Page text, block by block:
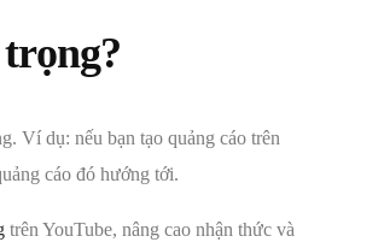
Ví dụ: nếu bạn tạo quảng cáo trên
cáo đó hướng tới.
trên YouTube, nâng cao nhận thức và